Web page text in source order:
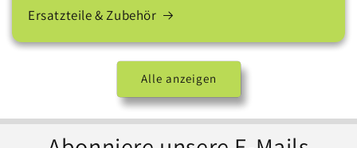
Ersatzteile & Zubehör
Alle anzeigen